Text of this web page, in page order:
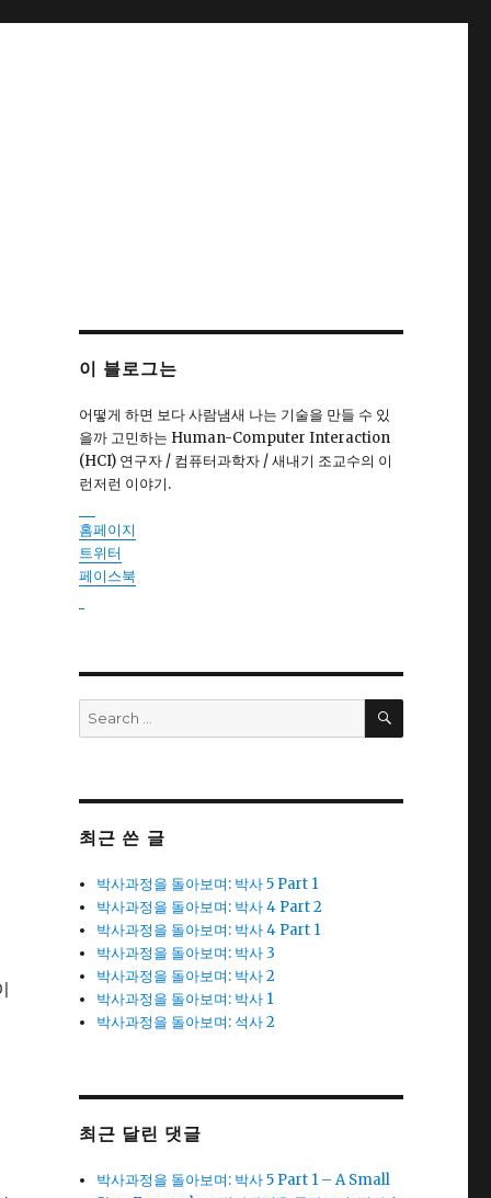
이 블로그는
어떻게 하면 보다 사람냄새 나는 기술을 만들 수 있
을까 고민하는 Human-Computer Interaction
(HCI) 연구자 / 컴퓨터과학자 / 새내기 조교수의 이
런저런 이야기.
홈페이지
트위터
페이스북
Search
for:
SEARCH
최근 쓴 글
박사과정을 돌아보며: 박사 5 Part 1
박사과정을 돌아보며: 박사 4 Part 2
박사과정을 돌아보며: 박사 4 Part 1
박사과정을 돌아보며: 박사 3
박사과정을 돌아보며: 박사 2
박사과정을 돌아보며: 박사 1
박사과정을 돌아보며: 석사 2
최근 달린 댓글
박사과정을 돌아보며: 박사 5 Part 1 – A Small